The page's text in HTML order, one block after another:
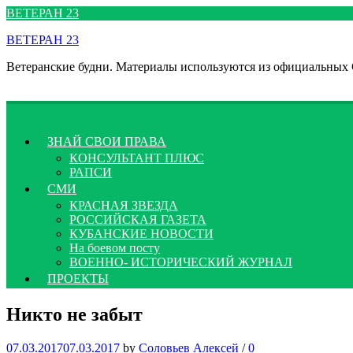
Перейти
содержимому
ВЕТЕРАН 23
ВЕТЕРАН 23
Ветеранские будни. Материалы используются из
ЗНАЙ СВОИ ПРАВА
КОНСУЛЬТАНТ ПЛЮС
РАПСИ
СМИ
КРАСНАЯ ЗВЕЗДА
РОССИЙСКАЯ ГАЗЕТА
КУБАНСКИЕ НОВОСТИ
На боевом посту
ВОЕННО- ИСТОРИЧЕСКИЙ ЖУРНАЛ
ПРОЕКТЫ
Никто не забыт
07.03.201707.03.2017 by Соловьев Алексей / 0